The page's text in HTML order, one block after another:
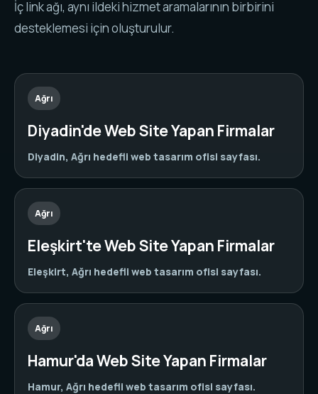
İç link ağı, aynı ildeki hizmet aramalarının birbirini
desteklemesi için oluşturulur.
Ağrı
Diyadin'de Web Site Yapan Firmalar
Diyadin, Ağrı hedefli web tasarım ofisi sayfası.
Ağrı
Eleşkirt'te Web Site Yapan Firmalar
Eleşkirt, Ağrı hedefli web tasarım ofisi sayfası.
Ağrı
Hamur'da Web Site Yapan Firmalar
Hamur, Ağrı hedefli web tasarım ofisi sayfası.